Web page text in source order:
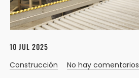
10 JUL 2025
Construcción
No hay comentarios